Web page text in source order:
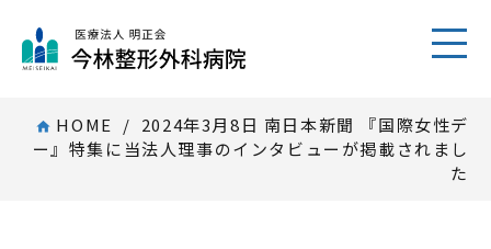
home HOME
/ 2024年3月8日 南日本新聞 『国際女性デ
ー』特集に当法人理事のインタビューが掲載されまし
た